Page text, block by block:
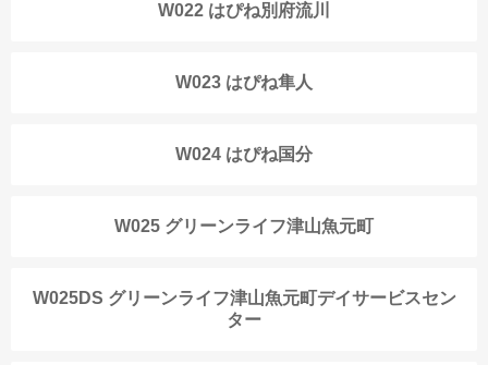
W022 はぴね別府流川
W023 はぴね隼人
W024 はぴね国分
W025 グリーンライフ津山魚元町
W025DS グリーンライフ津山魚元町デイサービスセン
ター